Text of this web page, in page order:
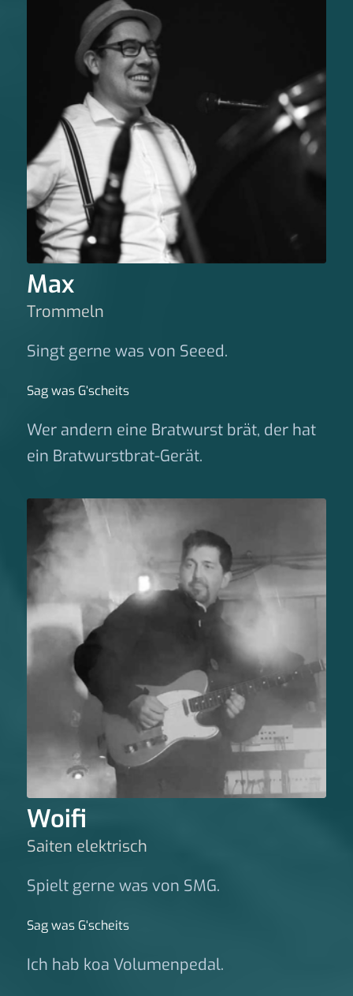
Max
Trommeln
Singt gerne was von Seeed.
Sag was G‘scheits
Wer andern eine Bratwurst brät, der hat
ein Bratwurstbrat-Gerät.
Woifi
Saiten elektrisch
Spielt gerne was von SMG.
Sag was G‘scheits
Ich hab koa Volumenpedal.